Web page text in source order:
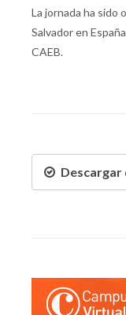
La jornada ha sido
Salvador en
CAEB.
Descargar